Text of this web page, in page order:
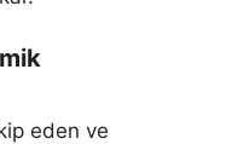
eden ve